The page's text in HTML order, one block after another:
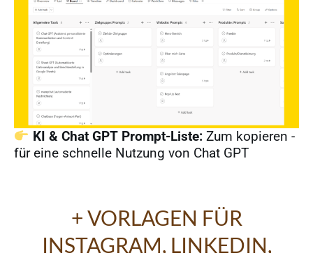
KI & Chat GPT Prompt-Liste:Zum kopieren -
für eine schnelle Nutzung von Chat GPT
+ VORLAGEN FÜR
INSTAGRAM, LINKEDIN,